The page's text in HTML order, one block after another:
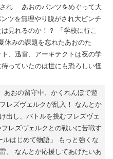
れ… あおのパンツをめぐって大
ツを無理やり脱がされ大ピンチ
見れるのか！？ 「学校に行こ
休みの課題を忘れたあおのた
、迅雷、アーキテクトは夜の学
っていたのは世にも恐ろしい怪
あおの留守中、かくれんぼで遊
レズヴェルクが乱入！ なんとか
出し、バトルを挑むフレズヴェ
レズヴェルクとの戦いに苦戦す
はじめて物語」 もっと強くな
。 なんとか応援してあげたいあ